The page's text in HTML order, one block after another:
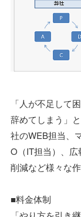
「人が不足して
辞めてしまう」
社のWEB担当、
O（IT担当）、
削減など様々な
■料金体制